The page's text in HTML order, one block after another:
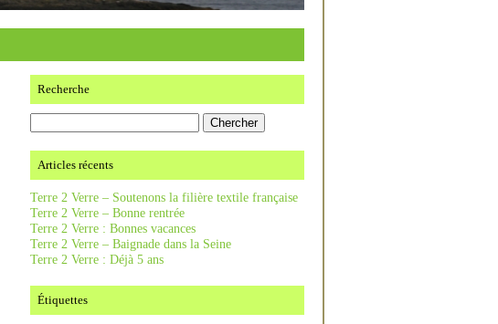
Recherche
Articles récents
Terre 2 Verre – Soutenons la filière textile française
Terre 2 Verre – Bonne rentrée
Terre 2 Verre : Bonnes vacances
Terre 2 Verre – Baignade dans la Seine
Terre 2 Verre : Déjà 5 ans
Étiquettes